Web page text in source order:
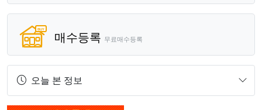
매수등록 무료매수등록
오늘 본 정보